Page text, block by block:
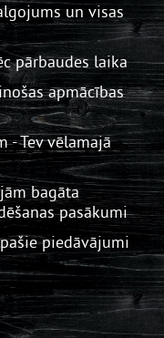
un visas
pārbaudes laika
apmācības
- Tev vēlamajā
bagāta
pasākumi
piedāvājumi